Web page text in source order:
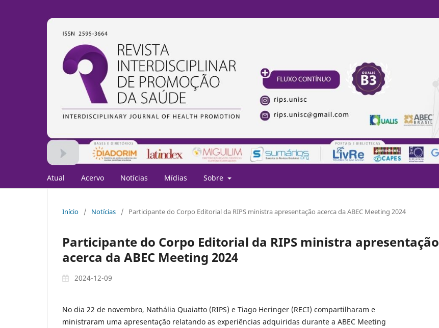
Atual Acervo Notícias Mídias Sobre
Início / Notícias / Participante do Corpo Editorial da RIPS ministra apresentação acerca da ABEC Meeting 2024
Participante do Corpo Editorial da RIPS ministra apresentação
acerca da ABEC Meeting 2024
2024-12-09
No dia 22 de novembro, Nathália Quaiatto (RIPS) e Tiago Heringer (RECI) compartilharam e
ministraram uma apresentação relatando as experiências adquiridas durante a ABEC Meeting